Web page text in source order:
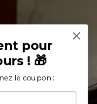
pour
! 🎁
le coupon :